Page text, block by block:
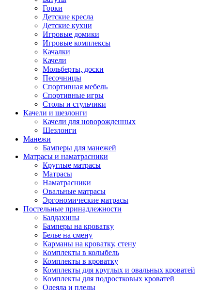
Горки
Детские кресла
Детские кухни
Игровые домики
Игровые комплексы
Качалки
Качели
Мольберты, доски
Песочницы
Спортивная мебель
Спортивные игры
Столы и стульчики
Качели и шезлонги
Качели для новорожденных
Шезлонги
Манежи
Бамперы для манежей
Матрасы и наматрасники
Круглые матрасы
Матрасы
Наматрасники
Овальные матрасы
Эргономические матрасы
Постельные принадлежности
Балдахины
Бамперы на кроватку
Белье на смену
Карманы на кроватку, стену
Комплекты в колыбель
Комплекты в кроватку
Комплекты для круглых и овальных кроватей
Комплекты для подростковых кроватей
Одеяла и пледы